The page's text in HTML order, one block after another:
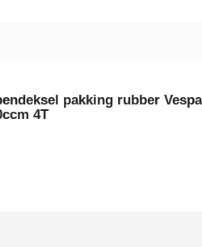
pakking rubber
4T